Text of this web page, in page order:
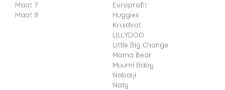
Maat 7
Maat 8
Europrofit
Huggies
Kruidvat
LILLYDOO
Little Big Change
Mama Bear
Muumi Baby
Nabaiji
Naty